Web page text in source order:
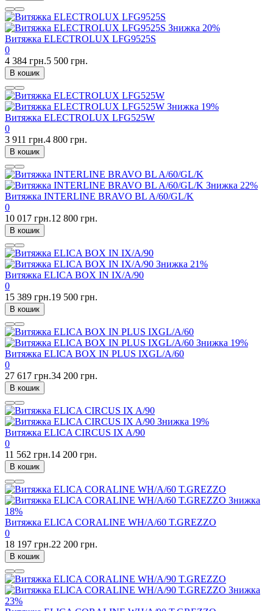
Знижка 20%
Витяжка ELECTROLUX LFG9525S
0
4 384 грн.5 500 грн.
В кошик
Знижка 19%
Витяжка ELECTROLUX LFG525W
0
3 911 грн.4 800 грн.
В кошик
Знижка 22%
Витяжка INTERLINE BRAVO BL A/60/GL/K
0
10 017 грн.12 800 грн.
В кошик
Знижка 21%
Витяжка ELICA BOX IN IX/A/90
0
15 389 грн.19 500 грн.
В кошик
Знижка 19%
Витяжка ELICA BOX IN PLUS IXGL/A/60
0
27 617 грн.34 200 грн.
В кошик
Знижка 19%
Витяжка ELICA CIRCUS IX A/90
0
11 562 грн.14 200 грн.
В кошик
Знижка
18%
Витяжка ELICA CORALINE WH/A/60 T.GREZZO
0
18 197 грн.22 200 грн.
В кошик
Знижка
23%